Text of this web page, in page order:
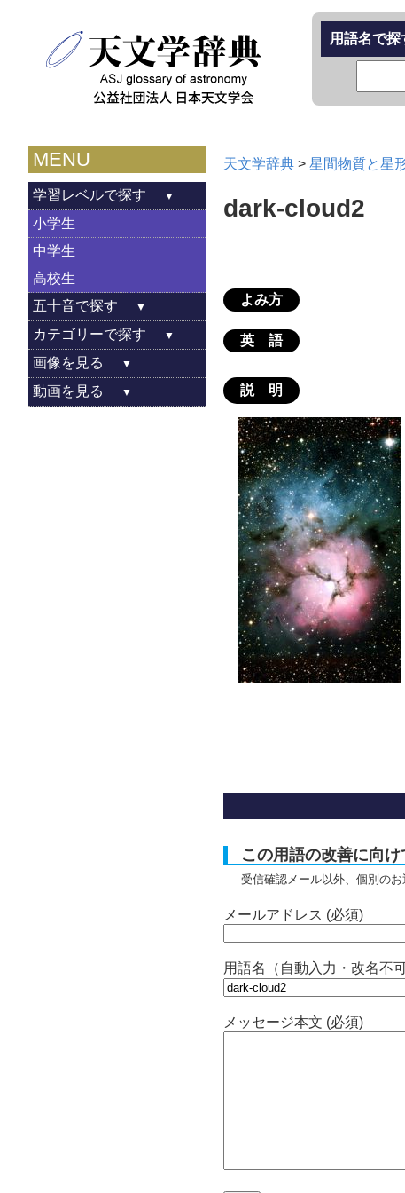
用語名で探
MENU
学習レベルで探す
小学生
中学生
高校生
五十音で探す
カテゴリーで探す
画像を見る
動画を見る
天文学辞典 > 星間物質と星
dark-cloud2
よみ方
英 語
説 明
この用語の改善に向け
受信確認メール以外、個別の
メールアドレス (必須)
用語名（自動入力・改名不可
メッセージ本文 (必須)